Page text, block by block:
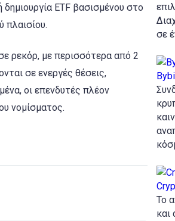
ETF βασισμένου στο
πλαισίου.
ρεκόρ, με περισσότερα από 2
σε ενεργές θέσεις,
οι επενδυτές πλέον
νομίσματος.
σε
Το
και